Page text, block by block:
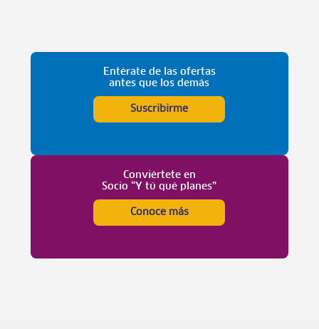
Entérate de las ofertas
antes que los demás
Suscribirme
Conviértete en
Socio “Y tú qué planes”
Conoce más